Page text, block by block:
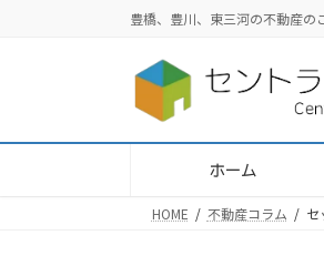
へ
ョ
豊橋、豊川、東三河の不動産の
ホーム
HOME 不動産コラム セ